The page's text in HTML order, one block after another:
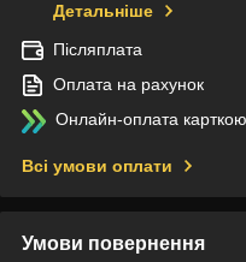
Детальніше
Післяплата
Оплата на рахунок
Онлайн-оплата
Всі умови оплати
Умови повернення